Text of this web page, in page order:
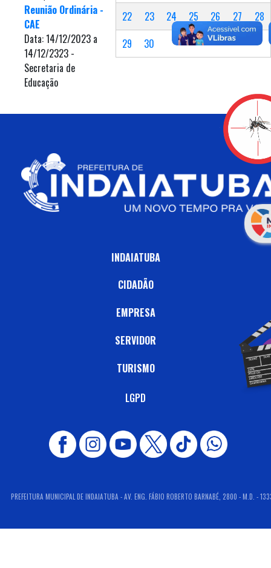
22
23 24 25 26 27
28
29
30
Reunião Ordinária -
CAE
Data: 14/12/2023 a
14/12/2323 -
Secretaria de
Educação
INDAIATUBA
CIDADÃO
EMPRESA
SERVIDOR
TURISMO
LGPD
PREFEITURA MUNICIPAL DE INDAIATUBA - AV. ENG. FÁBIO ROBERTO BARNABÉ, 2800 - M.D. -